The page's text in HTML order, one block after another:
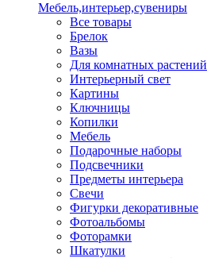
Мебель,интерьер,сувениры
Все товары
Брелок
Вазы
Для комнатных растений
Интерьерный свет
Картины
Ключницы
Копилки
Мебель
Подарочные наборы
Подсвечники
Предметы интерьера
Свечи
Фигурки декоративные
Фотоальбомы
Фоторамки
Шкатулки